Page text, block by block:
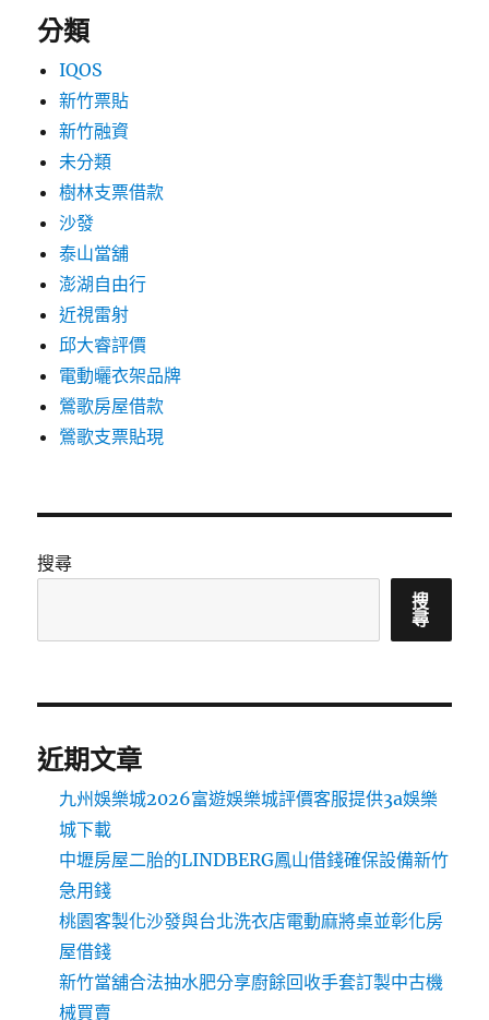
分類
IQOS
新竹票貼
新竹融資
未分類
樹林支票借款
沙發
泰山當舖
澎湖自由行
近視雷射
邱大睿評價
電動曬衣架品牌
鶯歌房屋借款
鶯歌支票貼現
搜尋
搜
尋
近期文章
九州娛樂城2026富遊娛樂城評價客服提供3a娛樂
城下載
中壢房屋二胎的LINDBERG鳳山借錢確保設備新竹
急用錢
桃園客製化沙發與台北洗衣店電動麻將桌並彰化房
屋借錢
新竹當舖合法抽水肥分享廚餘回收手套訂製中古機
械買賣